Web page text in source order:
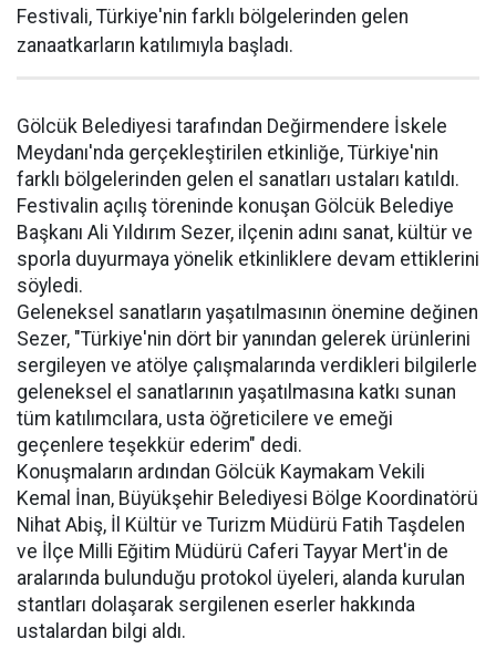
Festivali, Türkiye'nin farklı bölgelerinden gelen
zanaatkarların katılımıyla başladı.
Gölcük Belediyesi tarafından Değirmendere İskele
Meydanı'nda gerçekleştirilen etkinliğe, Türkiye'nin
farklı bölgelerinden gelen el sanatları ustaları katıldı.
Festivalin açılış töreninde konuşan Gölcük Belediye
Başkanı Ali Yıldırım Sezer, ilçenin adını sanat, kültür ve
sporla duyurmaya yönelik etkinliklere devam ettiklerini
söyledi.
Geleneksel sanatların yaşatılmasının önemine değinen
Sezer, "Türkiye'nin dört bir yanından gelerek ürünlerini
sergileyen ve atölye çalışmalarında verdikleri bilgilerle
geleneksel el sanatlarının yaşatılmasına katkı sunan
tüm katılımcılara, usta öğreticilere ve emeği
geçenlere teşekkür ederim" dedi.
Konuşmaların ardından Gölcük Kaymakam Vekili
Kemal İnan, Büyükşehir Belediyesi Bölge Koordinatörü
Nihat Abiş, İl Kültür ve Turizm Müdürü Fatih Taşdelen
ve İlçe Milli Eğitim Müdürü Caferi Tayyar Mert'in de
aralarında bulunduğu protokol üyeleri, alanda kurulan
stantları dolaşarak sergilenen eserler hakkında
ustalardan bilgi aldı.